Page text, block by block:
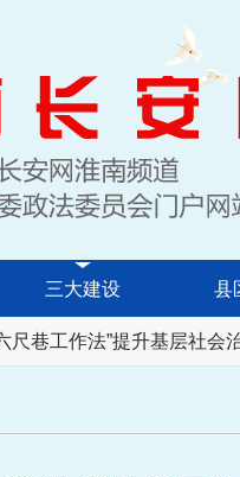
三大建设 县
巷工作法”提升基层社会治